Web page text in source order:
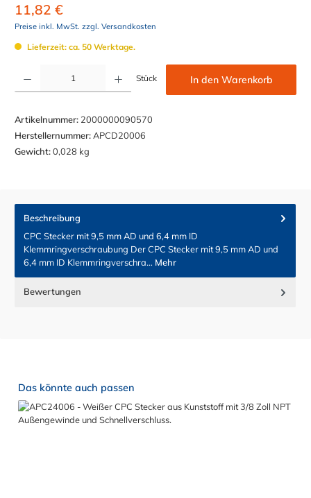
11,82 €
Preise inkl. MwSt. zzgl. Versandkosten
Lieferzeit: ca. 50 Werktage.
Stück In den Warenkorb
Artikelnummer: 2000000090570
Herstellernummer:APCD20006
Gewicht:0,028 kg
Beschreibung
CPC Stecker mit 9,5 mm AD und 6,4 mm ID
Klemmringverschraubung Der CPC Stecker mit 9,5 mm AD und
6,4 mm ID Klemmringverschra… Mehr
Bewertungen
Produktgalerie überspringen
Das könnte auch passen